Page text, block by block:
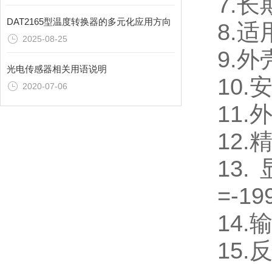
DAT2165型温度转换器的多元化应用方向
2025-08-25
光电传感器相关用语说明
2020-07-06
8.适
9.外
10.
11.
12.
13.
=-
14.
15.